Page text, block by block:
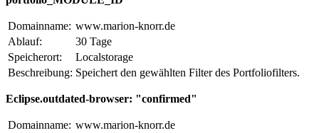
Domainname: www.marion-knorr.de
Ablauf:
30 Tage
Speicherort:
Localstorage
Beschreibung: Speichert den gewählten Filter des Portfoliofilters.
Eclipse.outdated-browser: "confirmed"
Domainname: www.marion-knorr.de